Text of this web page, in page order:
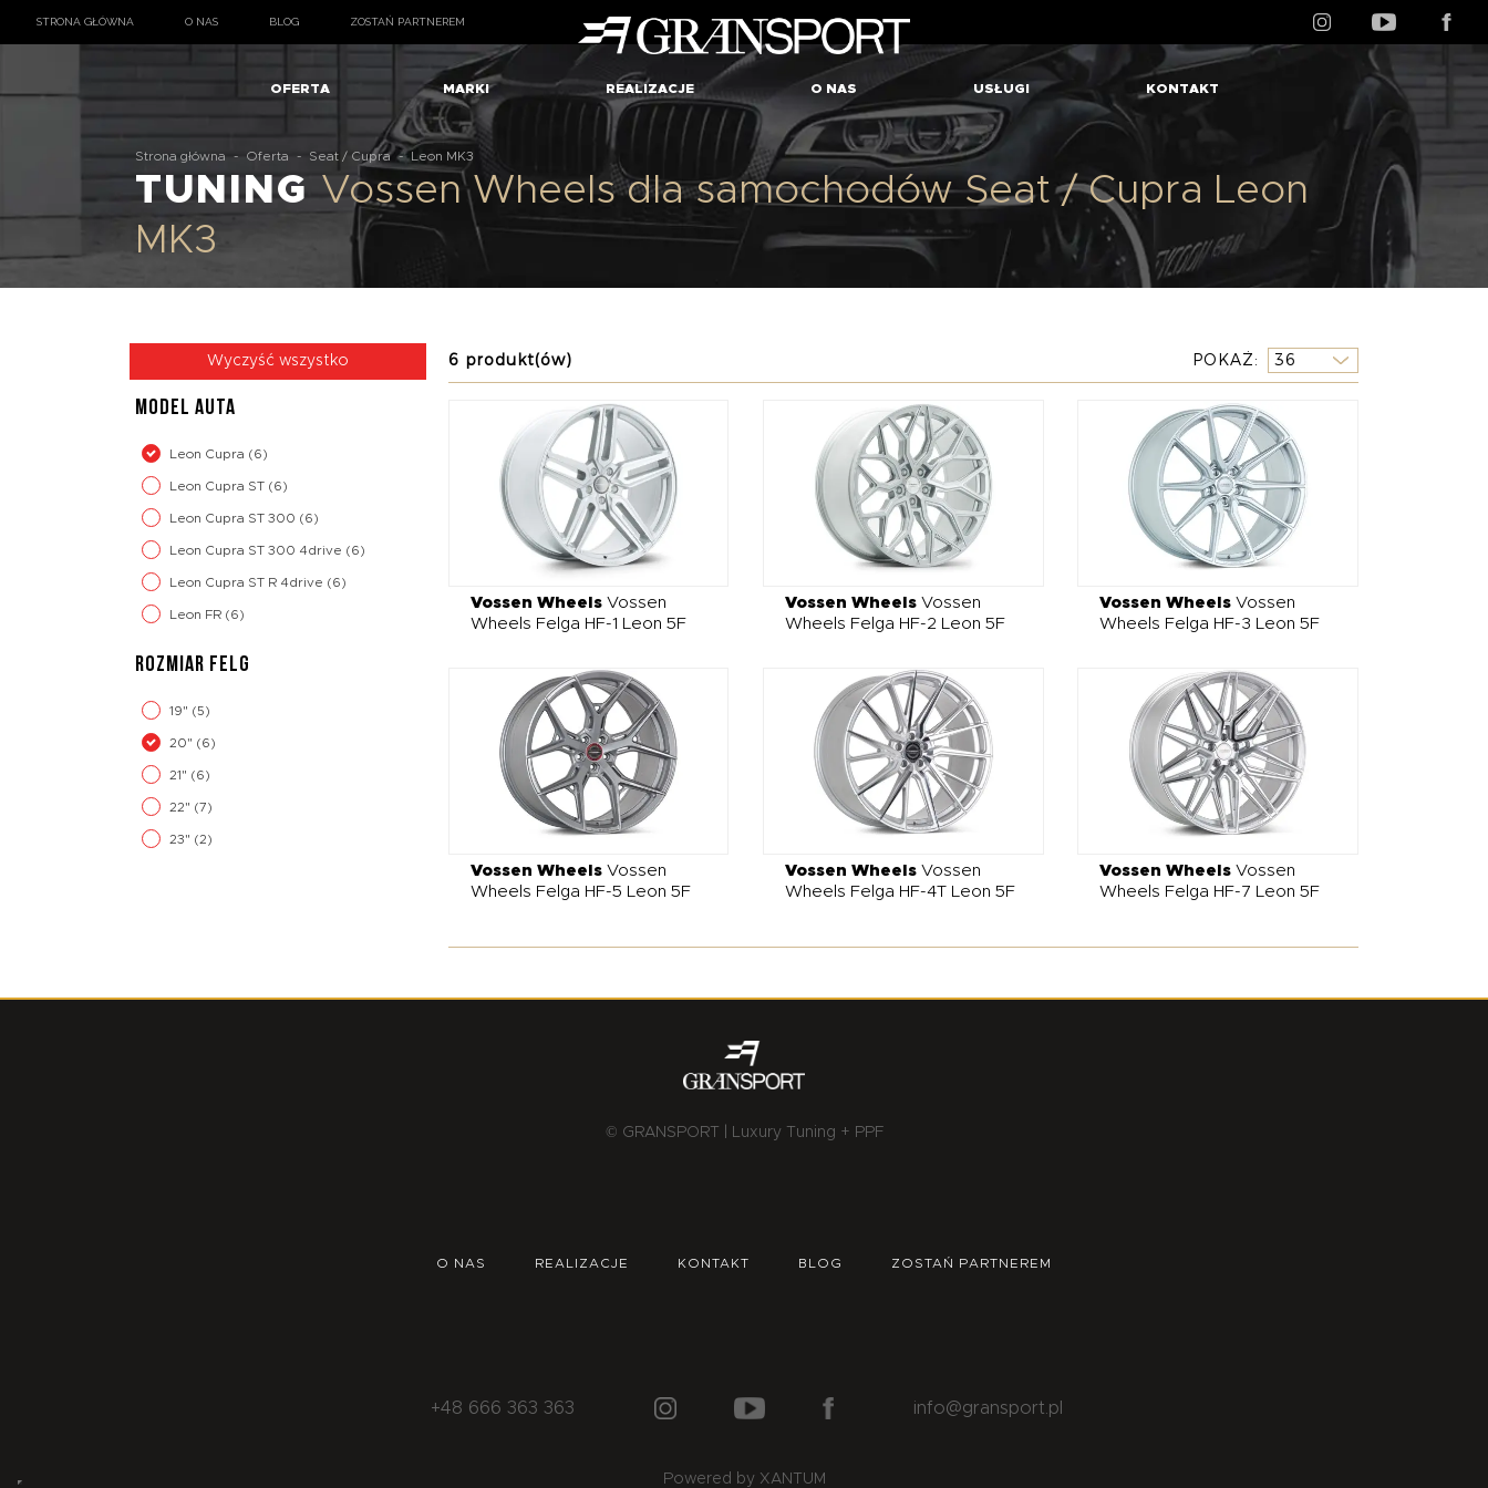
STRONA GŁÓWNA O NAS BLOG ZOSTAŃ PARTNEREM
OFERTA MARKI REALIZACJE O NAS USŁUGI KONTAKT
Strona główna - Oferta - Seat / Cupra - Leon MK3
TUNING Vossen Wheels dla samochodów Seat / Cupra Leon
MK3
Wyczyść wszystko
MODEL AUTA
Leon Cupra (6)
Leon Cupra ST (6)
Leon Cupra ST 300 (6)
Leon Cupra ST 300 4drive (6)
Leon Cupra ST R 4drive (6)
Leon FR (6)
ROZMIAR FELG
19" (5)
20" (6)
21" (6)
22" (7)
23" (2)
6 produkt(ów) POKAŻ
Vossen WheelsVossen
Wheels Felga HF-1 Leon 5F
Vossen WheelsVossen
Wheels Felga HF-2 Leon 5F
Vossen Wheels Vossen
Wheels Felga HF-3 Leon 5F
Vossen WheelsVossen
Wheels Felga HF-5 Leon 5F
Vossen WheelsVossen
Wheels Felga HF-4T Leon 5F
Vossen Wheels Vossen
Wheels Felga HF-7 Leon 5F
© GRANSPORT | Luxury Tuning + PPF
O NAS REALIZACJE KONTAKT BLOG ZOSTAŃ PARTNEREM
+48 666 363 363 info@gransport.pl
Powered by XANTUM